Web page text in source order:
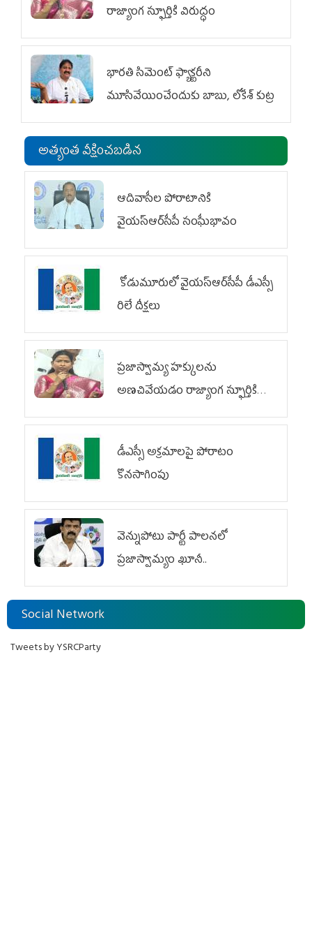
రాజ్యాంగ స్ఫూర్తికి విరుద్ధం
భారతి సిమెంట్ ఫ్యాక్టరీని
మూసివేయించేందుకు బాబు, లోకేశ్ కుట్ర
అత్యంత వీక్షించబడిన
ఆదివాసీల పోరాటానికి
వైయ‌స్ఆర్‌సీపీ సంఘీభావం
కోడుమూరులో వైయ‌స్ఆర్‌సీపీ డీఎస్సీ
రిలే దీక్షలు
ప్రజాస్వామ్య హక్కులను
అణచివేయడం రాజ్యాంగ స్ఫూర్తికి
విరుద్ధం
డీఎస్సీ అక్రమాలపై పోరాటం
కొనసాగింపు
వెన్నుపోటు పార్టీ పాలనలో
ప్రజాస్వామ్యం ఖూనీ..
Social Network
Tweets by YSRCParty